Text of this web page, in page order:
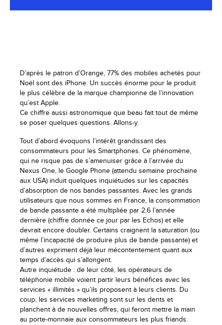
D’après le patron d’Orange, 77% des mobiles achetés pour
Noël sont des iPhone. Un succès énorme pour le produit
le plus célèbre de la marque championne de l’innovation
qu’est Apple.
Ce chiffre aussi astronomique que beau fait tout de même
se poser quelques questions. Allons-y.
Tout d’abord évoquons l’intérêt grandissant des
consommateurs pour les Smartphones. Ce phénomène,
qui ne risque pas de s’amenuiser grâce à l’arrivée du
Nexus One, le Google Phone (attendu semaine prochaine
aux USA) induit quelques inquiétudes sur les capacités
d’absorption de nos bandes passantes. Avec les grands
utilisateurs que nous sommes en France, la consommation
de bande passante a été multipliée par 2,6 l’année
dernière (chiffre donnée ce jour par les Echos) et elle
devrait encore doubler. Certains craignent la saturation (ou
même l’incapacité de produire plus de bande passante) et
d’autres expriment déjà leur mécontentement quant aux
temps d’accès qui s’allongent.
Autre inquiétude : de leur côté, les opérateurs de
téléphonie mobile voient partir leurs bénéfices avec les
services « illimités » qu’ils proposent à leurs clients. Du
coup, les services marketing sont sur les dents et
planchent à de nouvelles offres, qui feront mettre la main
au porte-monnaie aux consommateurs les plus friands.